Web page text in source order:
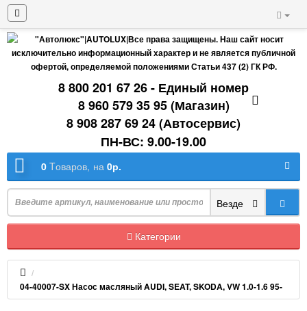
8 800 201 67 26 - Единый номер
8 960 579 35 95 (Магазин)
8 908 287 69 24 (Автосервис)
ПН-ВС: 9.00-19.00
0 Tоваров, на 0р.
Везде
Категории
04-40007-SX Насос масляный AUDI, SEAT, SKODA, VW 1.0-1.6 95-